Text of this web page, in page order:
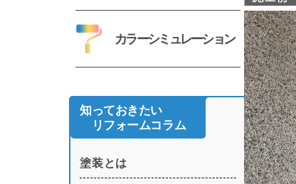
カラーシミュレーション
知っておきたい
リフォームコラム
塗装とは